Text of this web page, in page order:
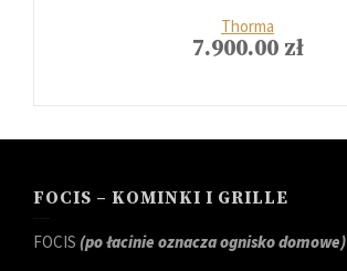
Thorma
7.900.00 zł
FOCIS – KOMINKI I GRILLE
FOCIS (po łacinie oznacza ognisko domowe)